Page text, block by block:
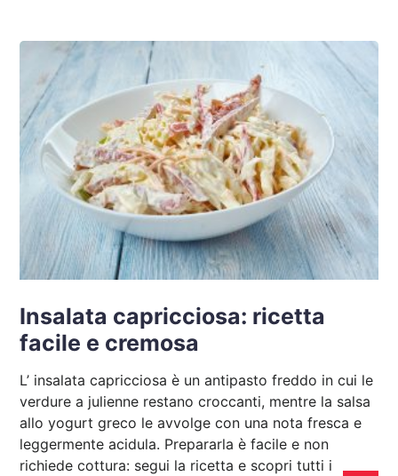
Insalata capricciosa: ricetta
facile e cremosa
L’ insalata capricciosa è un antipasto freddo in cui le
verdure a julienne restano croccanti, mentre la salsa
allo yogurt greco le avvolge con una nota fresca e
leggermente acidula. Prepararla è facile e non
richiede cottura: segui la ricetta e scopri tutti i